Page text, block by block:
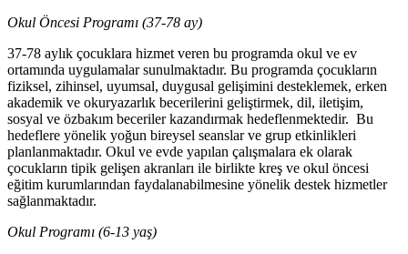
Okul Öncesi Programı (37-78 ay)
37-78 aylık çocuklara hizmet veren bu programda okul ve ev
ortamında uygulamalar sunulmaktadır. Bu programda çocukların
fiziksel, zihinsel, uyumsal, duygusal gelişimini desteklemek, erken
akademik ve okuryazarlık becerilerini geliştirmek, dil, iletişim,
sosyal ve özbakım beceriler kazandırmak hedeflenmektedir. Bu
hedeflere yönelik yoğun bireysel seanslar ve grup etkinlikleri
planlanmaktadır. Okul ve evde yapılan çalışmalara ek olarak
çocukların tipik gelişen akranları ile birlikte kreş ve okul öncesi
eğitim kurumlarından faydalanabilmesine yönelik destek hizmetler
sağlanmaktadır.
Okul Programı (6-13 yaş)